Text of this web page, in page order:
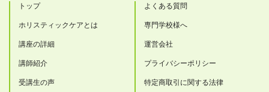
トップ
ホリスティックケアとは
講座の詳細
講師紹介
受講生の声
よくある質問
専門学校様へ
運営会社
プライバシーポリシー
特定商取引に関する法律